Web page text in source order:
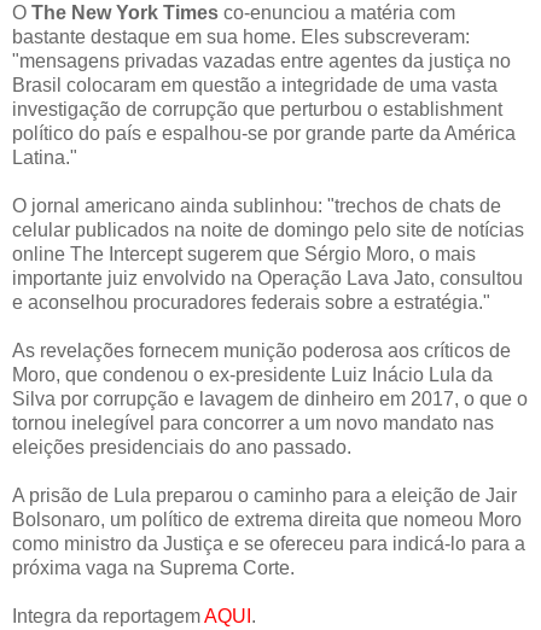
O The New York Times co-enunciou a matéria com
bastante destaque em sua home. Eles subscreveram:
"mensagens privadas vazadas entre agentes da justiça no
Brasil colocaram em questão a integridade de uma vasta
investigação de corrupção que perturbou o establishment
político do país e espalhou-se por grande parte da América
Latina."
O jornal americano ainda sublinhou: "trechos de chats de
celular publicados na noite de domingo pelo site de notícias
online The Intercept sugerem que Sérgio Moro, o mais
importante juiz envolvido na Operação Lava Jato, consultou
e aconselhou procuradores federais sobre a estratégia."
As revelações fornecem munição poderosa aos críticos de
Moro, que condenou o ex-presidente Luiz Inácio Lula da
Silva por corrupção e lavagem de dinheiro em 2017, o que o
tornou inelegível para concorrer a um novo mandato nas
eleições presidenciais do ano passado.
A prisão de Lula preparou o caminho para a eleição de Jair
Bolsonaro, um político de extrema direita que nomeou Moro
como ministro da Justiça e se ofereceu para indicá-lo para a
próxima vaga na Suprema Corte.
Integra da reportagemAQUI .